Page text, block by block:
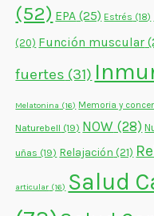
(52) EPA (25) Estrés (18)
(20) Función muscular
fuertes (31)
Melatonina (16) Memoria y
Naturebell (19) NOW (28)
uñas (19) Relajación (21)
articular (16) Salud